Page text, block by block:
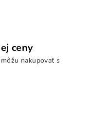
ceny
nakupovať s